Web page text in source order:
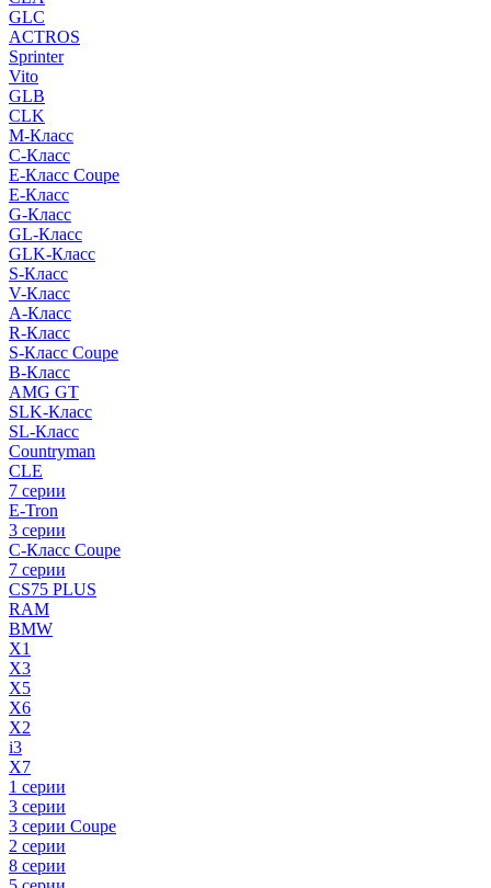
GLC
ACTROS
Sprinter
Vito
GLB
CLK
M-Класс
C-Класс
E-Класс Coupe
E-Класс
G-Класс
GL-Класс
GLK-Класс
S-Класс
V-Класс
A-Класс
R-Класс
S-Класс Сoupe
B-Класс
AMG GT
SLK-Класс
SL-Класс
Countryman
CLE
7 серии
E-Tron
3 серии
C-Класс Coupe
7 серии
CS75 PLUS
RAM
BMW
X1
X3
X5
X6
X2
i3
X7
1 серии
3 серии
3 серии Coupe
2 серии
8 серии